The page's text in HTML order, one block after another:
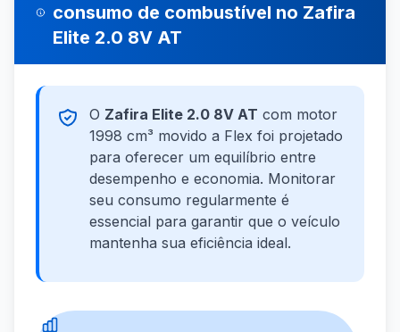
consumo de combustível no Zafira
Elite 2.0 8V AT
O Zafira Elite 2.0 8V AT com motor
1998 cm³ movido a Flex foi projetado
para oferecer um equilíbrio entre
desempenho e economia. Monitorar
seu consumo regularmente é
essencial para garantir que o veículo
mantenha sua eficiência ideal.